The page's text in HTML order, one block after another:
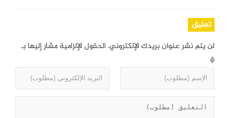
تعليق
لن يتم نشر عنوان بريدك الإلكتروني. الحقول الإلزامية مشار إليها بـ
*